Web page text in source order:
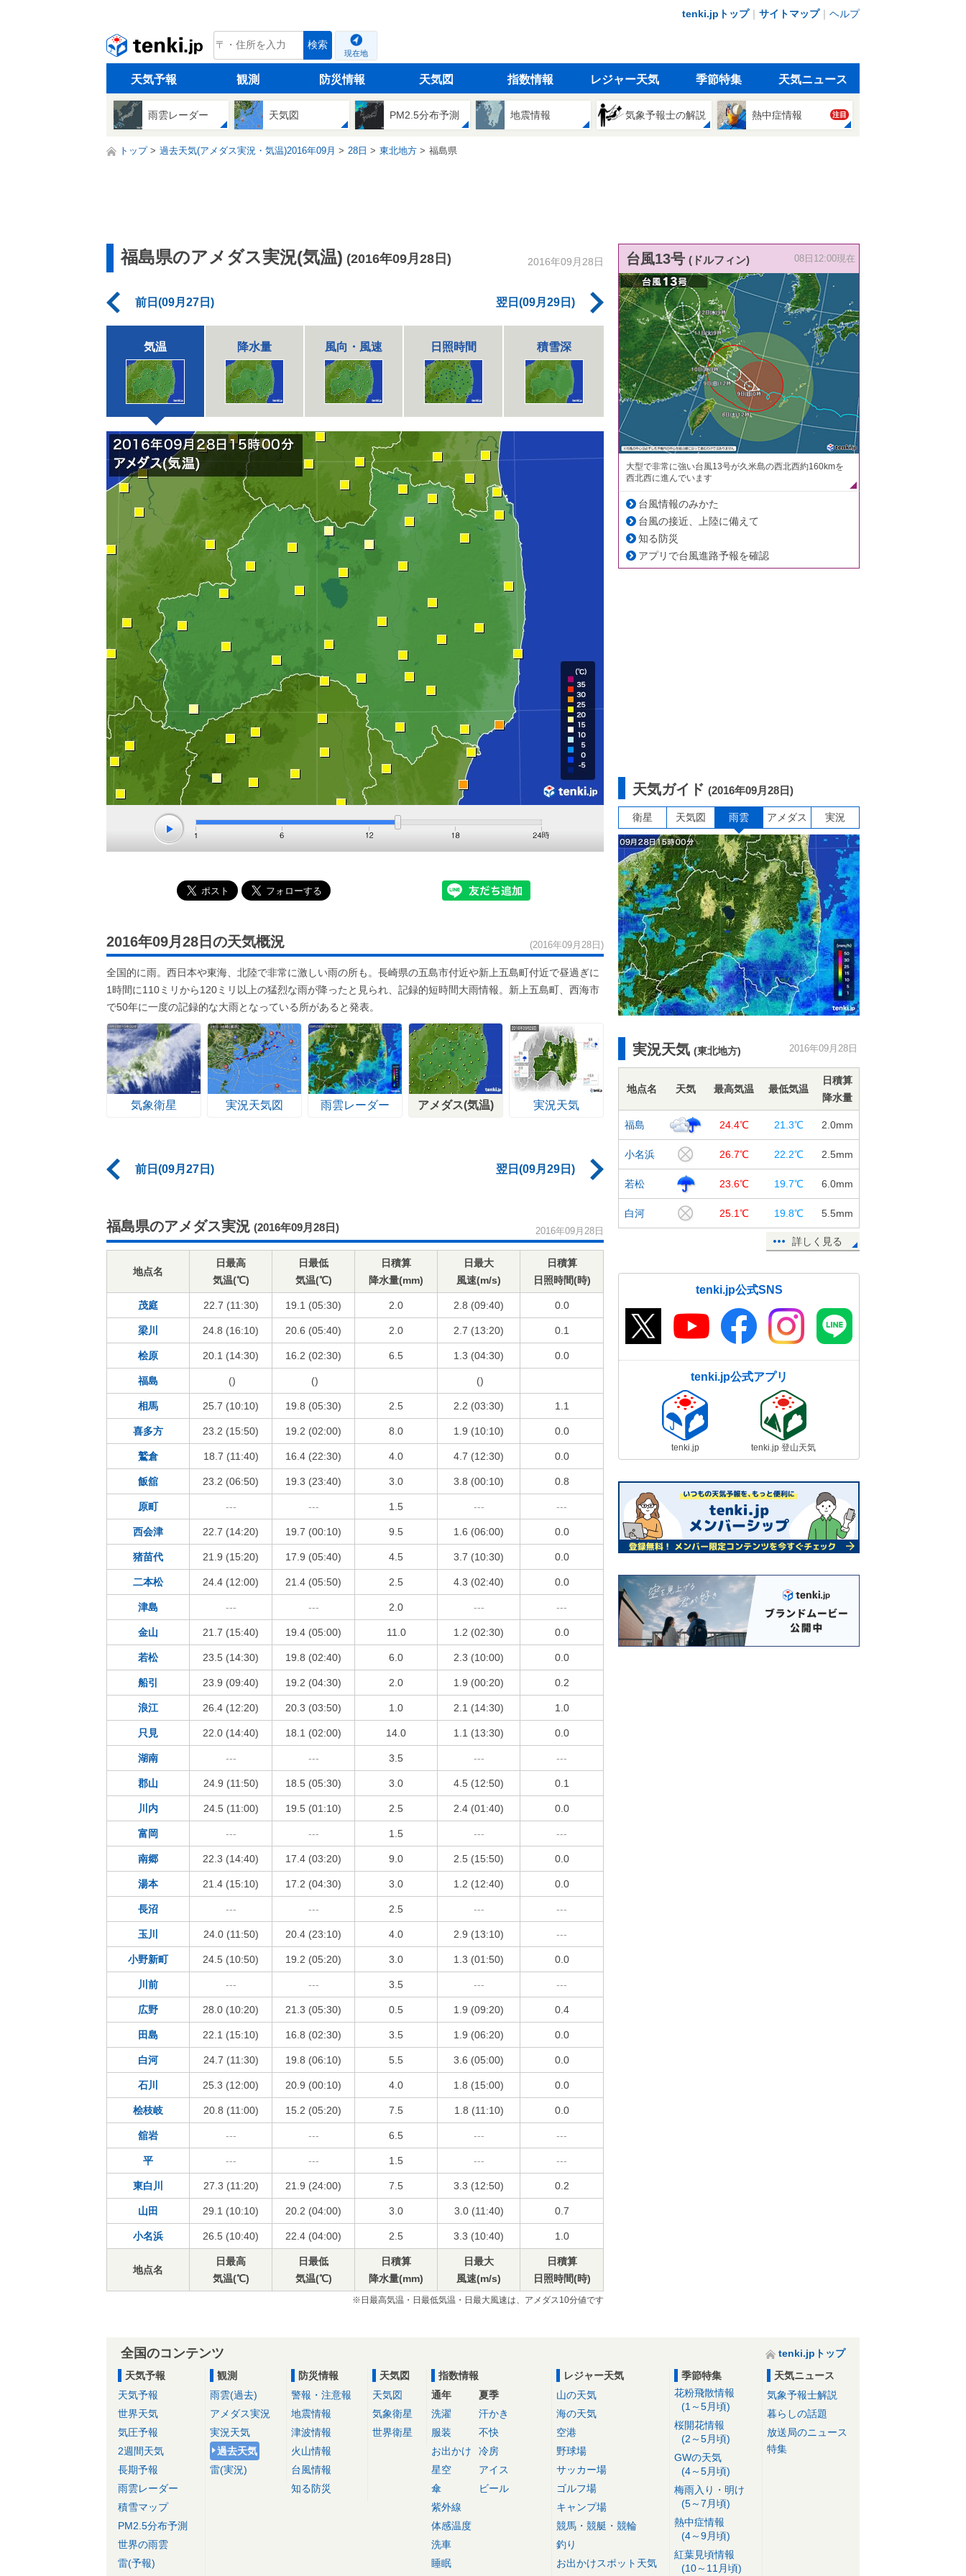
tenki.jpトップ｜ サイトマップ｜ ヘルプ
tenki.jp 検索
現在地
天気予報 観測 防災情報 天気図 指数情報 レジャー天気 季節特集 天気ニュース
雨雲レーダー 天気図 PM2.5分布予測 地震情報 気象予報士の解説 熱中症情報 注目
トップ 過去天気(アメダス実況・気温)2016年09月 28日 東北地方 福島県
福島県のアメダス実況(気温) (2016年09月28日) 2016年09月28日
前日(09月27日) 翌日(09月29日)
気温 降水量 風向・風速 日照時間 積雪深
2016年09月28日の天気概況 (2016年09月28日)
全国的に雨。西日本や東海、北陸で非常に激しい雨の所も。長崎県の五島市付近や新上五島町付近で昼過ぎに
1時間に110ミリから120ミリ以上の猛烈な雨が降ったと見られ、記録的短時間大雨情報。新上五島町、西海市
で50年に一度の記録的な大雨となっている所があると発表。
気象衛星 実況天気図 雨雲レーダー アメダス(気温) 実況天気
前日(09月27日) 翌日(09月29日)
福島県のアメダス実況 (2016年09月28日) 2016年09月28日
地点名
日最高
気温(℃)
日最低
気温(℃)
日積算
降水量(mm)
日最大
風速(m/s)
日積算
日照時間(時)
茂庭 22.7 (11:30) 19.1 (05:30) 2.0 2.8 (09:40) 0.0
梁川 24.8 (16:10) 20.6 (05:40) 2.0 2.7 (13:20) 0.1
桧原 20.1 (14:30) 16.2 (02:30) 6.5 1.3 (04:30) 0.0
福島 () () ()
相馬 25.7 (10:10) 19.8 (05:30) 2.5 2.2 (03:30) 1.1
喜多方 23.2 (15:50) 19.2 (02:00) 8.0 1.9 (10:10) 0.0
鷲倉 18.7 (11:40) 16.4 (22:30) 4.0 4.7 (12:30) 0.0
飯舘 23.2 (06:50) 19.3 (23:40) 3.0 3.8 (00:10) 0.8
原町 --- --- 1.5 --- ---
西会津 22.7 (14:20) 19.7 (00:10) 9.5 1.6 (06:00) 0.0
猪苗代 21.9 (15:20) 17.9 (05:40) 4.5 3.7 (10:30) 0.0
二本松 24.4 (12:00) 21.4 (05:50) 2.5 4.3 (02:40) 0.0
津島 --- --- 2.0 --- ---
金山 21.7 (15:40) 19.4 (05:00) 11.0 1.2 (02:30) 0.0
若松 23.5 (14:30) 19.8 (02:40) 6.0 2.3 (10:00) 0.0
船引 23.9 (09:40) 19.2 (04:30) 2.0 1.9 (00:20) 0.2
浪江 26.4 (12:20) 20.3 (03:50) 1.0 2.1 (14:30) 1.0
只見 22.0 (14:40) 18.1 (02:00) 14.0 1.1 (13:30) 0.0
湖南 --- --- 3.5 --- ---
郡山 24.9 (11:50) 18.5 (05:30) 3.0 4.5 (12:50) 0.1
川内 24.5 (11:00) 19.5 (01:10) 2.5 2.4 (01:40) 0.0
富岡 --- --- 1.5 --- ---
南郷 22.3 (14:40) 17.4 (03:20) 9.0 2.5 (15:50) 0.0
湯本 21.4 (15:10) 17.2 (04:30) 3.0 1.2 (12:40) 0.0
長沼 --- --- 2.5 --- ---
玉川 24.0 (11:50) 20.4 (23:10) 4.0 2.9 (13:10) ---
小野新町 24.5 (10:50) 19.2 (05:20) 3.0 1.3 (01:50) 0.0
川前 --- --- 3.5 --- ---
広野 28.0 (10:20) 21.3 (05:30) 0.5 1.9 (09:20) 0.4
田島 22.1 (15:10) 16.8 (02:30) 3.5 1.9 (06:20) 0.0
白河 24.7 (11:30) 19.8 (06:10) 5.5 3.6 (05:00) 0.0
石川 25.3 (12:00) 20.9 (00:10) 4.0 1.8 (15:00) 0.0
桧枝岐 20.8 (11:00) 15.2 (05:20) 7.5 1.8 (11:10) 0.0
舘岩 --- --- 6.5 --- ---
平 --- --- 1.5 --- ---
東白川 27.3 (11:20) 21.9 (24:00) 7.5 3.3 (12:50) 0.2
山田 29.1 (10:10) 20.2 (04:00) 3.0 3.0 (11:40) 0.7
小名浜 26.5 (10:40) 22.4 (04:00) 2.5 3.3 (10:40) 1.0
地点名
日最高
気温(℃)
日最低
気温(℃)
日積算
降水量(mm)
日最大
風速(m/s)
日積算
日照時間(時)
※日最高気温・日最低気温・日最大風速は、アメダス10分値です
台風13号 (ドルフィン) 08日12:00現在
大型で非常に強い台風13号が久米島の西北西約160kmを
西北西に進んでいます
台風情報のみかた
台風の接近、上陸に備えて
知る防災
アプリで台風進路予報を確認
天気ガイド (2016年09月28日)
衛星 天気図 雨雲 アメダス 実況
実況天気 (東北地方) 2016年09月28日
地点名 天気 最高気温 最低気温
日積算
降水量
福島 24.4℃ 21.3℃ 2.0mm
小名浜 26.7℃ 22.2℃ 2.5mm
若松 23.6℃ 19.7℃ 6.0mm
白河 25.1℃ 19.8℃ 5.5mm
詳しく見る
tenki.jp公式SNS
tenki.jp公式アプリ
tenki.jp tenki.jp 登山天気
全国のコンテンツ
tenki.jpトップ
天気予報
天気予報
世界天気
気圧予報
2週間天気
長期予報
雨雲レーダー
積雪マップ
PM2.5分布予測
世界の雨雲
雷(予報)
観測
雨雲(過去)
アメダス実況
実況天気
過去天気
雷(実況)
防災情報
警報・注意報
地震情報
津波情報
火山情報
台風情報
知る防災
天気図
天気図
気象衛星
世界衛星
指数情報
通年
洗濯
服装
お出かけ
星空
傘
紫外線
体感温度
洗車
睡眠
夏季
汗かき
不快
冷房
アイス
ビール
レジャー天気
山の天気
海の天気
空港
野球場
サッカー場
ゴルフ場
キャンプ場
競馬・競艇・競輪
釣り
お出かけスポット天気
季節特集
花粉飛散情報
(1～5月頃)
桜開花情報
(2～5月頃)
GWの天気
(4～5月頃)
梅雨入り・明け
(5～7月頃)
熱中症情報
(4～9月頃)
紅葉見頃情報
(10～11月頃)
天気ニュース
気象予報士解説
暮らしの話題
放送局のニュース
特集